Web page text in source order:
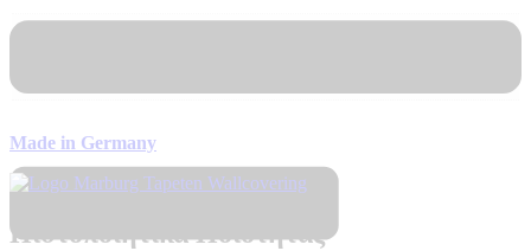
Made in Germany
Πιστοποιητικά Ποιότητας